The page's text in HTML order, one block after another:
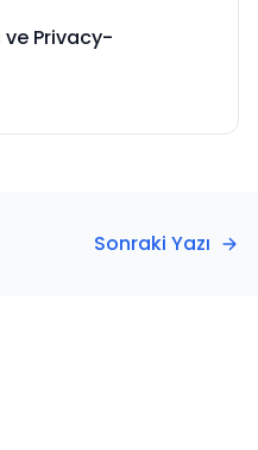
Privacy-
Sonraki Yazı